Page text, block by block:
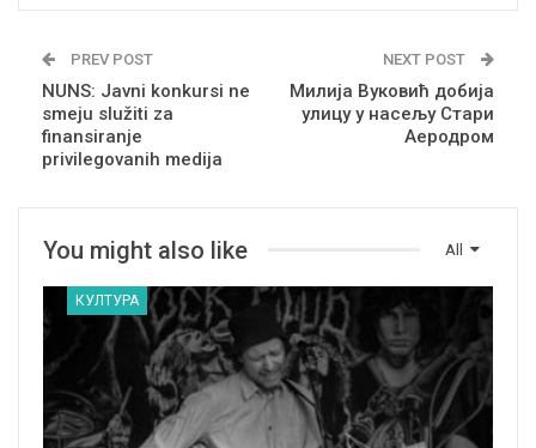
PREV POST
NUNS: Javni konkursi ne
smeju služiti za
finansiranje
privilegovanih medija
NEXT POST
Милија Вуковић добија
улицу у насељу Стари
Аеродром
All
You might also like
КУЛТУРА